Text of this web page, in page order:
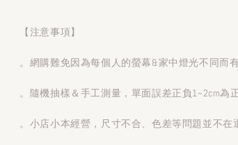
【注意事項】
。網購難免因為每個人的螢幕&家中燈光不同而
。隨機抽樣＆手工測量，單面誤差正負1~2cm為
。小店小本經營，尺寸不合、色差等問題並不在